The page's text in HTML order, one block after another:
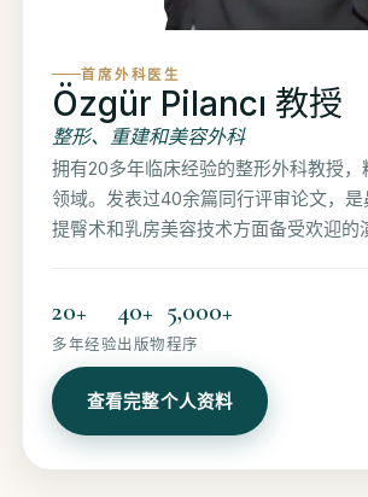
首席外科医生
Özgür Pilancı 教授
整形、重建和美容外科
拥有20多年临床经验的整形外科教授，
领域。发表过40余篇同行评审论文，是
提臀术和乳房美容技术方面备受欢迎的
20+
多年经验
40+
出版物
5,000+
程序
查看完整个人资料